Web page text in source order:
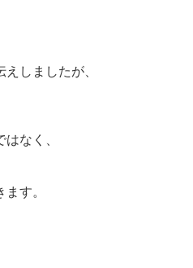
しましたが、
なく、
す。